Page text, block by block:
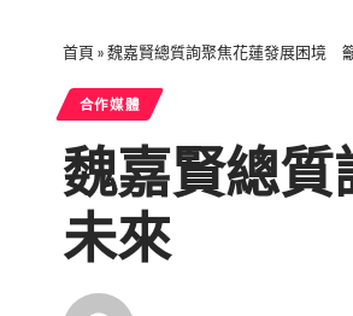
首頁 »魏嘉賢總質詢聚焦花蓮發展困境
合作媒體
魏嘉賢總
未來